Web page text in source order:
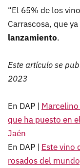
“El 65% de los
Carrascosa, que
lanzamiento.
Este artículo se
2023
En DAP |
que ha puesto en
Jaén
En DAP | Este vino
rosados del